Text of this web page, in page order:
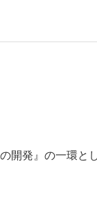
開発』の一環と